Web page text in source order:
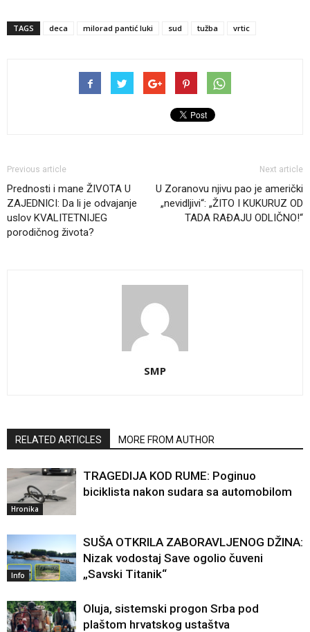
TAGS deca milorad pantić luki sud tužba vrtic
Previous article
Prednosti i mane ŽIVOTA U
ZAJEDNICI: Da li je odvajanje
uslov KVALITETNIJEG
porodičnog života?
Next article
U Zoranovu njivu pao je američki
„nevidljivi“: „ŽITO I KUKURUZ OD
TADA RAĐAJU ODLIČNO!“
SMP
RELATED ARTICLES MORE FROM AUTHOR
Hronika
TRAGEDIJA KOD RUME: Poginuo
biciklista nakon sudara sa automobilom
Info
SUŠA OTKRILA ZABORAVLJENOG DŽINA:
Nizak vodostaj Save ogolio čuveni
„Savski Titanik“
Oluja, sistemski progon Srba pod
plaštom hrvatskog ustaštva